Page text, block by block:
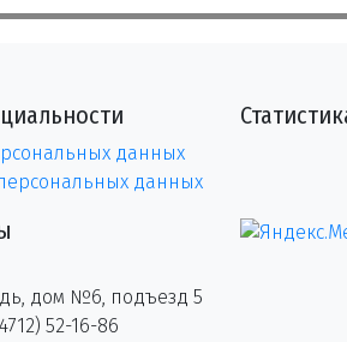
данных
данных
дом №6, подъезд 5
52-16-86